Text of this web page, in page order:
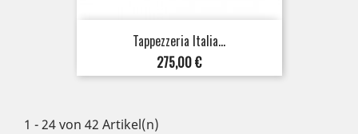
Tappezzeria Italia...
Preis
275,00 €
1 - 24 von 42 Artikel(n)